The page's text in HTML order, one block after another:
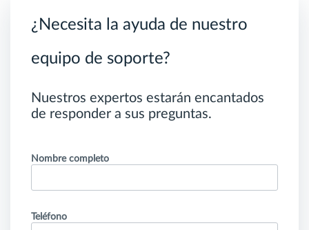
¿Necesita la ayuda de nuestro
equipo de soporte?
Nuestros expertos estarán encantados
de responder a sus preguntas.
Nombre completo
Teléfono